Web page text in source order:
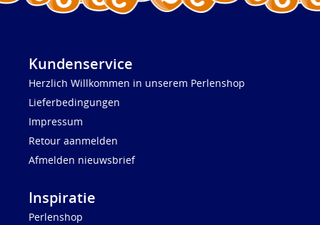
Kundenservice
Herzlich Willkommen in unserem Perlenshop
Lieferbedingungen
Impressum
Retour aanmelden
Afmelden nieuwsbrief
Inspiratie
Perlenshop